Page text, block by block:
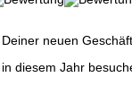
neuen
diesem Jahr